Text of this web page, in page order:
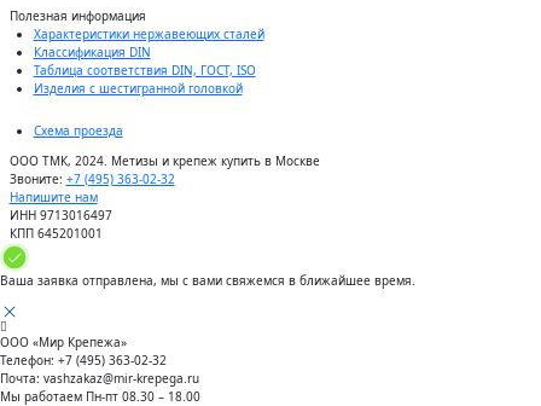
Полезная информация
Характеристики нержавеющих сталей
Классификация DIN
Таблица соответствия DIN, ГОСТ, ISO
Изделия с шестигранной головкой
Схема проезда
ООО ТМК, 2024. Метизы и крепеж купить в Москве
Звоните: +7 (495) 363-02-32
Напишите нам
ИНН 9713016497
КПП 645201001
Ваша заявка отправлена, мы с вами свяжемся в ближайшее время.
ООО «Мир Крепежа»
Телефон: +7 (495) 363-02-32
Почта: vashzakaz@mir-krepega.ru
Мы работаем Пн-пт 08.30 – 18.00